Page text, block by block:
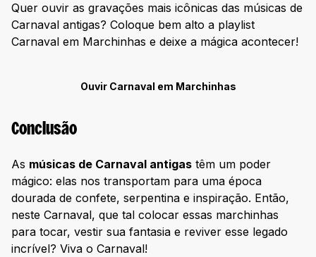
Quer ouvir as gravações mais icônicas das músicas de
Carnaval antigas? Coloque bem alto a playlist
Carnaval em Marchinhas e deixe a mágica acontecer!
Ouvir Carnaval em Marchinhas
Conclusão
As músicas de Carnaval antigas têm um poder
mágico: elas nos transportam para uma época
dourada de confete, serpentina e inspiração. Então,
neste Carnaval, que tal colocar essas marchinhas
para tocar, vestir sua fantasia e reviver esse legado
incrível? Viva o Carnaval!